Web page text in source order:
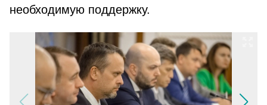
необходимую поддержку.